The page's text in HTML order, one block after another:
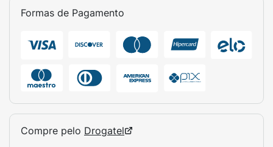
Formas de Pagamento
Compre pelo Drogatel